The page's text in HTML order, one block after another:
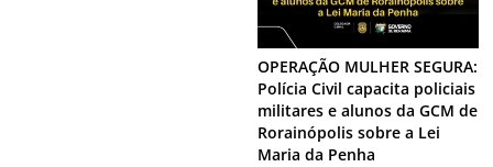
OPERAÇÃO MULHER SEGURA:
Polícia Civil capacita policiais
militares e alunos da GCM de
Rorainópolis sobre a Lei
Maria da Penha